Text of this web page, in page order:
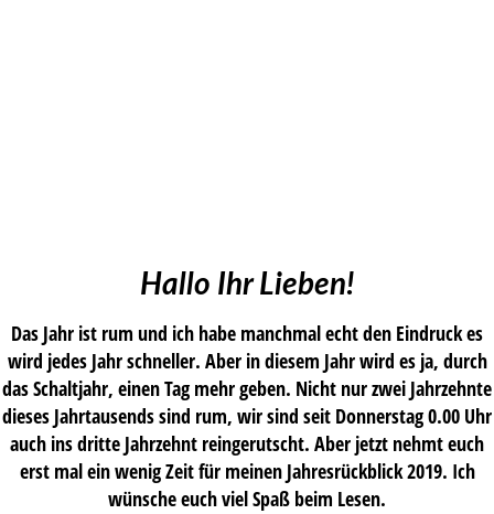
Hallo Ihr Lieben!
Das Jahr ist rum und ich habe manchmal echt den Eindruck es
wird jedes Jahr schneller. Aber in diesem Jahr wird es ja, durch
das Schaltjahr, einen Tag mehr geben. Nicht nur zwei Jahrzehnte
dieses Jahrtausends sind rum, wir sind seit Donnerstag 0.00 Uhr
auch ins dritte Jahrzehnt reingerutscht. Aber jetzt nehmt euch
erst mal ein wenig Zeit für meinen Jahresrückblick 2019. Ich
wünsche euch viel Spaß beim Lesen.